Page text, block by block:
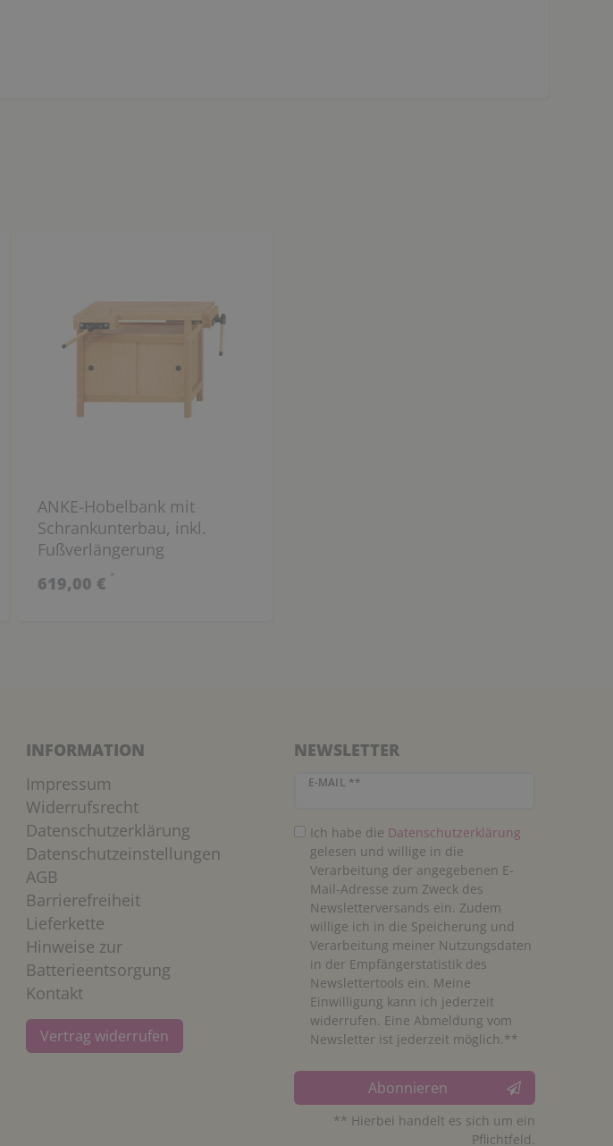
ANKE-Hobelbank mit
Schrankunterbau, inkl.
Fußverlängerung
619,00 € *
INFORMATION
Impressum
Widerrufsrecht
Datenschutzerklärung
Datenschutzeinstellungen
AGB
Barrierefreiheit
Lieferkette
Hinweise zur
Batterieentsorgung
Kontakt
Vertrag widerrufen
NEWSLETTER
E-MAIL **
Newsletter Honig
Ich habe die Daten­schutz­erklärung
gelesen und willige in die
Verarbeitung der angegebenen E-
Mail-Adresse zum Zweck des
Newsletterversands ein. Zudem
willige ich in die Speicherung und
Verarbeitung meiner Nutzungsdaten
in der Empfängerstatistik des
Newslettertools ein. Meine
Einwilligung kann ich jederzeit
widerrufen. Eine Abmeldung vom
Newsletter ist jederzeit möglich.**
Abonnieren
** Hierbei handelt es sich um ein
Pflichtfeld.